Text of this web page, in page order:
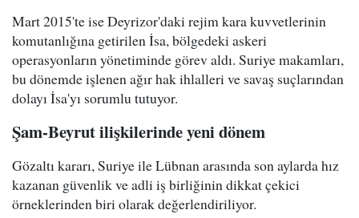
Mart 2015'te ise Deyrizor'daki rejim kara kuvvetlerinin
komutanlığına getirilen İsa, bölgedeki askeri
operasyonların yönetiminde görev aldı. Suriye makamları,
bu dönemde işlenen ağır hak ihlalleri ve savaş suçlarından
dolayı İsa'yı sorumlu tutuyor.
Şam-Beyrut ilişkilerinde yeni dönem
Gözaltı kararı, Suriye ile Lübnan arasında son aylarda hız
kazanan güvenlik ve adli iş birliğinin dikkat çekici
örneklerinden biri olarak değerlendiriliyor.